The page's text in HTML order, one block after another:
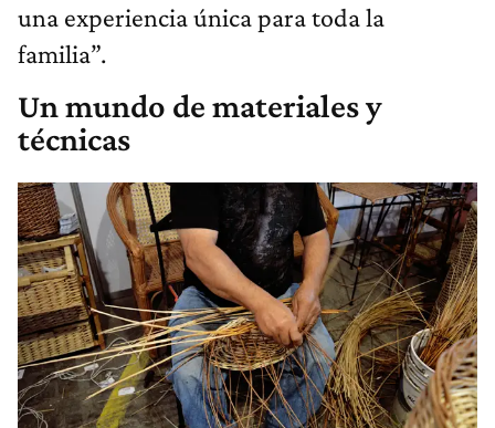
una experiencia única para toda la
familia”.
Un mundo de materiales y
técnicas